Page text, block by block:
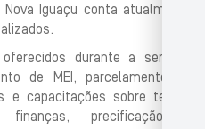
Iguaçu conta atualmente
durante a semana
de MEI, parcelamento de
e capacitações sobre temas
precificação e